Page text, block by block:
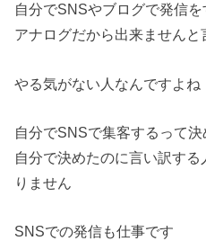
自分でSNSやブログで発信
アナログだから出来ませんと
やる気がない人なんですよね
自分でSNSで集客するって決
自分で決めたのに言い訳す
りません
SNSでの発信も仕事です